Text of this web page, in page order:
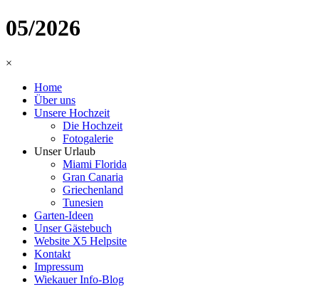
05/2026
×
Home
Über uns
Unsere Hochzeit
Die Hochzeit
Fotogalerie
Unser Urlaub
Miami Florida
Gran Canaria
Griechenland
Tunesien
Garten-Ideen
Unser Gästebuch
Website X5 Helpsite
Kontakt
Impressum
Wiekauer Info-Blog